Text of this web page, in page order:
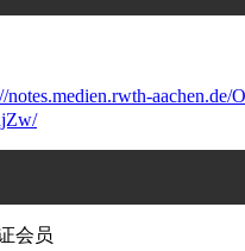
notes.medien.rwth-aachen.de/
会员